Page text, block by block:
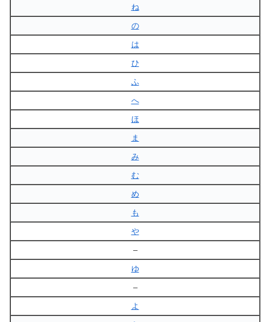
ね
の
は
ひ
ふ
へ
ほ
ま
み
む
め
も
や
–
ゆ
–
よ